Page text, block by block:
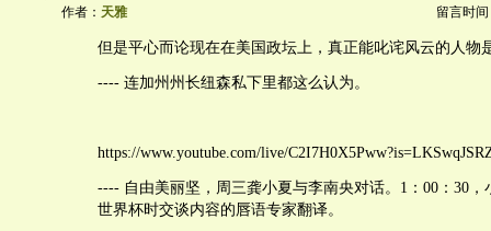
作者： 天雅 留言时间
但是平心而论现在在美国政坛上，真正能叱诧风云的人物
---- 连加州州长纽森私下里都这么认为。
https://www.youtube.com/live/
---- 自由美丽坚，周三龚小夏与李南央对话。1：00：30，
世界杯时交谈内容的唇语专家翻译。